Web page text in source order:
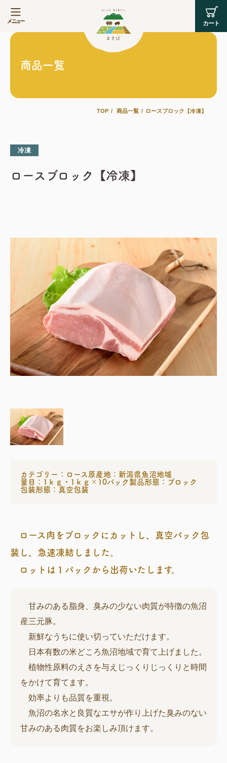
商品一覧
TOP 商品一覧 ロースブロック【冷凍】
冷凍
ロースブロック【冷凍】
カテゴリー：ロース 原産地：新潟県魚沼地域
量目：1ｋｇ・1ｋｇ×10パック 製品形態：ブロック
包装形態：真空包装
ロース肉をブロックにカットし、真空パック包
装し、急速凍結しました。
ロットは１パックから出荷いたします。
甘みのある脂身、臭みの少ない肉質が特徴の魚沼
産三元豚。
新鮮なうちに使い切っていただけます。
日本有数の米どころ魚沼地域で育て上げました。
植物性原料のえさを与えじっくりじっくりと時間
をかけて育てます。
効率よりも品質を重視。
魚沼の名水と良質なエサが作り上げた臭みのない
甘みのある肉質をお楽しみ頂けます。